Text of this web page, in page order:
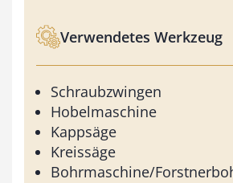
Verwendetes Werkzeug
Schraubzwingen
Hobelmaschine
Kappsäge
Kreissäge
Bohrmaschine/